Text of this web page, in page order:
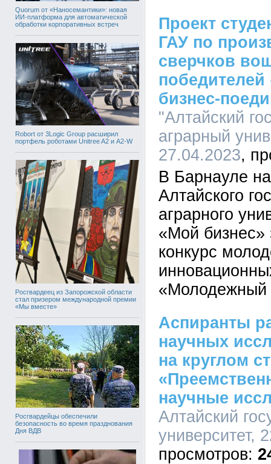
Quorum от «Наносемантики»: новая
ИИ-платформа для автоматической
обработки корпоративных встреч
Robort от 3Logic Group расширил
портфель роботами Unitree A2 и A2-W
Росгвардеец из Запорожской области
стал призером международной премии
«Мы вместе»
Росгвардейцы обеспечили
безопасность во время празднования
Дня ВДВ
Проект
ГАУ по
сверчков
бизнес-
"Алтайский
аграрный
27.04.2023
В Барнауле
Алтайского
аграрного
«Мой бизнес»
конкурс
«Молодежный
Аспиранты
научных
на круглом
научные
Алтайский
университет,